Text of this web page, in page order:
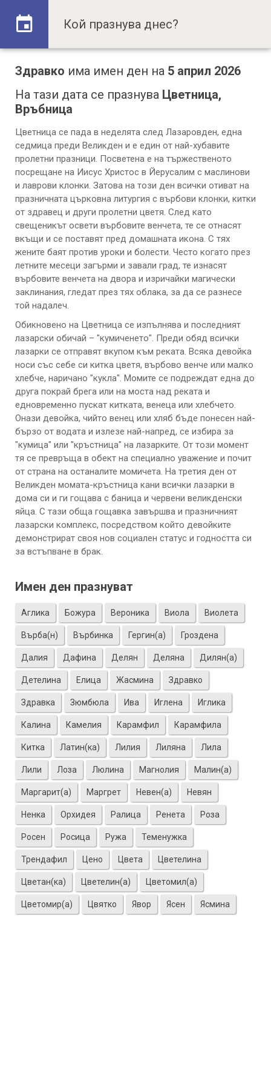
Здравко има имен ден на 5 април 2026
На тази дата се празнува Цветница,
Връбница
Цветница се пада в неделята след Лазаровден, една
седмица преди Великден и е един от най-хубавите
пролетни празници. Посветена е на тържественото
посрещане на Иисус Христос в Йерусалим с маслинови
и лаврови клонки. Затова на този ден всички отиват на
празничната църковна литургия с върбови клонки, китки
от здравец и други пролетни цветя. След като
свещеникът освети върбовите венчета, те се отнасят
вкъщи и се поставят пред домашната икона. С тях
жените баят против уроки и болести. Често когато през
летните месеци загърми и завали град, те изнасят
върбовите венчета на двора и изричайки магически
заклинания, гледат през тях облака, за да се разнесе
той надалеч.
Обикновено на Цветница се изпълнява и последният
лазарски обичай – "кумиченето". Преди обяд всички
лазарки се отправят вкупом към реката. Всяка девойка
носи със себе си китка цветя, върбово венче или малко
хлебче, наричано "кукла". Момите се подреждат една до
друга покрай брега или на моста над реката и
едновременно пускат китката, венеца или хлебчето.
Онази девойка, чийто венец или хляб бъде понесен най-
бързо от водата и излезе най-напред, се избира за
"кумица" или "кръстница" на лазарките. От този момент
тя се превръща в обект на специално уважение и почит
от страна на останалите момичета. На третия ден от
Великден момата-кръстница кани всички лазарки в
дома си и ги гощава с баница и червени великденски
яйца. С тази обща гощавка завършва и празничният
лазарски комплекс, посредством който девойките
демонстрират своя нов социален статус и годността си
за встъпване в брак.
Имен ден празнуват
Аглика Божура Вероника Виола Виолета
Върба(н) Върбинка Гергин(а) Гроздена
Далия Дафина Делян Деляна Дилян(а)
Детелина Елица Жасмина Здравко
Здравка Зюмбюла Ива Иглена Иглика
Калина Камелия Карамфил Карамфила
Китка Латин(ка) Лилия Лиляна Лила
Лили Лоза Люлина Магнолия Малин(а)
Маргарит(а) Маргрет Невен(а) Невян
Ненка Орхидея Ралица Ренета Роза
Росен Росица Ружа Теменужка
Трендафил Цено Цвета Цветелина
Цветан(ка) Цветелин(а) Цветомил(а)
Цветомир(а) Цвятко Явор Ясен Ясмина